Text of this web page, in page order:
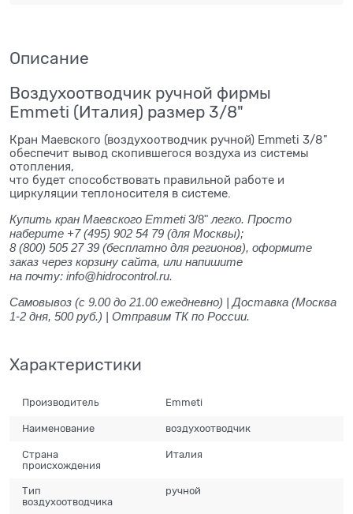
Описание
Воздухоотводчик ручной фирмы
Emmeti (Италия) размер 3/8"
Кран Маевского (воздухоотводчик ручной) Emmeti 3/8"
обеспечит вывод скопившегося воздуха из системы
отопления,
​что будет способствовать правильной работе и
циркуляции теплоносителя в системе.
Купить кран Маевского Emmeti3/8" легко. Просто
наберите +7 (495) 902 54 79 (для Москвы);
8 (800) 505 27 39 (бесплатно для регионов), оформите
заказ через корзину сайта, или напишите
на почту: info@hidrocontrol.ru.
Самовывоз (с 9.00 до 21.00 ежедневно) | Доставка (Москва
1-2 дня, 500 руб.) | Отправим ТК по России.
Характеристики
Производитель Emmeti
Наименование воздухоотводчик
Страна
происхождения
Италия
Тип
воздухоотводчика
ручной